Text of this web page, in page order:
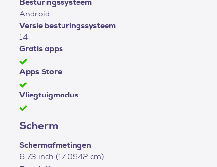
Besturingssysteem
Android
Versie besturingssysteem
14
Gratis apps
Apps Store
Vliegtuigmodus
Scherm
Schermafmetingen
6.73 inch (17.0942 cm)